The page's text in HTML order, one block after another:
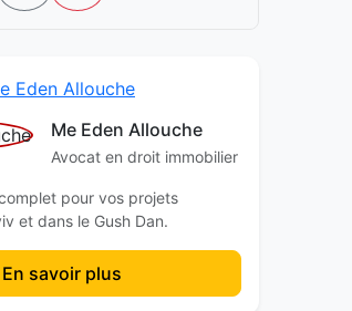
Me Eden Allouche
Avocat en droit immobilier
pour vos projets
et dans le Gush Dan.
En savoir plus